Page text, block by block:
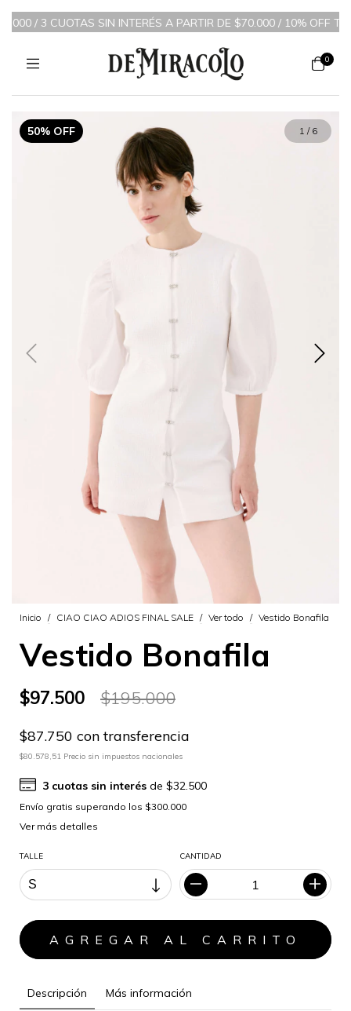
/ 3 CUOTAS SIN INTERÉS A PARTIR DE $70.000 / 10% OFF
0
50% OFF 1 / 6
Inicio / CIAO CIAO ADIOS FINAL SALE / Ver todo / Vestido Bonafila
Vestido Bonafila
$97.500 $195.000
$87.750 con transferencia
$80.578,51 Precio sin impuestos nacionales
3cuotas sin interésde $32.500
Ver más detalles
TALLE CANTIDAD
Descripción Más información